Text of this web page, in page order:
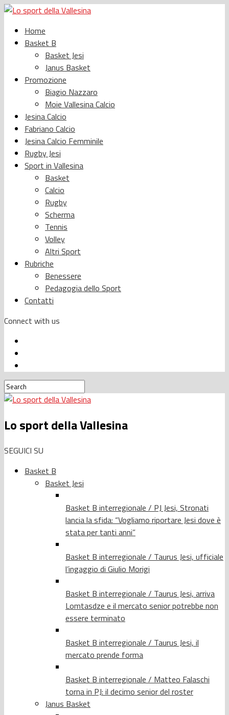
Home
Basket B
Basket Jesi
Janus Basket
Promozione
Biagio Nazzaro
Moie Vallesina Calcio
Jesina Calcio
Fabriano Calcio
Jesina Calcio Femminile
Rugby Jesi
Sport in Vallesina
Basket
Calcio
Rugby
Scherma
Tennis
Volley
Altri Sport
Rubriche
Benessere
Pedagogia dello Sport
Contatti
Connect with us
Lo sport della Vallesina
SEGUICI SU
Basket B
Basket Jesi
Basket B interregionale / PJ Jesi, Stronati
lancia la sfida: “Vogliamo riportare Jesi dove è
stata per tanti anni”
Basket B interregionale / Taurus Jesi, ufficiale
l’ingaggio di Giulio Morigi
Basket B interregionale / Taurus Jesi, arriva
Lomtasdze e il mercato senior potrebbe non
essere terminato
Basket B interregionale / Taurus Jesi, il
mercato prende forma
Basket B interregionale / Matteo Falaschi
torna in PJ: il decimo senior del roster
Janus Basket